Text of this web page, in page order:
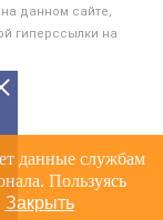
данном сайте,
гиперссылки на
данные службам
Пользуясь
Закрыть